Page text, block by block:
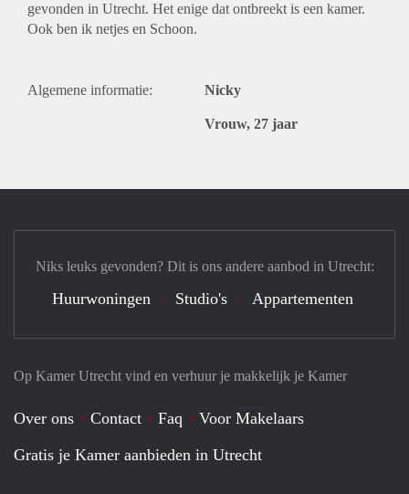
gevonden in Utrecht. Het enige dat ontbreekt is een kamer.
Ook ben ik netjes en Schoon.
Algemene informatie: Nicky
Vrouw, 27 jaar
Op Kamer Utrecht vind en verhuur je makkelijk je Kamer
Over ons Contact Faq
Voor Makelaars
Gratis je Kamer aanbieden in Utrecht
Niks leuks gevonden? Dit is ons andere aanbod in Utrecht:
Huurwoningen Studio's Appartementen